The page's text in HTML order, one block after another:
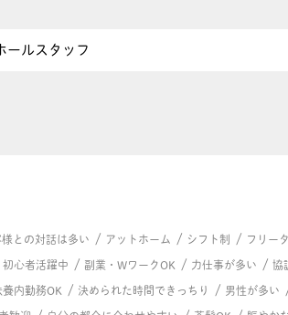
ールスタッフ
様との対話は多い / アットホーム / シフト制 / フリー
初心者活躍中 / 副業・WワークOK / 力仕事が多い / 協
養内勤務OK / 決められた時間できっちり / 男性が多い